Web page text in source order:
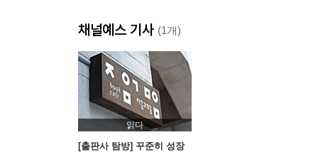
7. 얘는 한번도 남자에게서 전화가 온 적이 없는 걸
8. 사촌 금성의 여자친구들
9. 결혼에 대한 금성의 견해
10. 금성의 고민
11. 내가 결혼하지 않는 이유
12. 독신녀는 무엇으로 사는가
13. 길, 집으로 찾아오다
채널예스 기사 (1개)
읽다
[출판사 탐방] 꾸준히 성장